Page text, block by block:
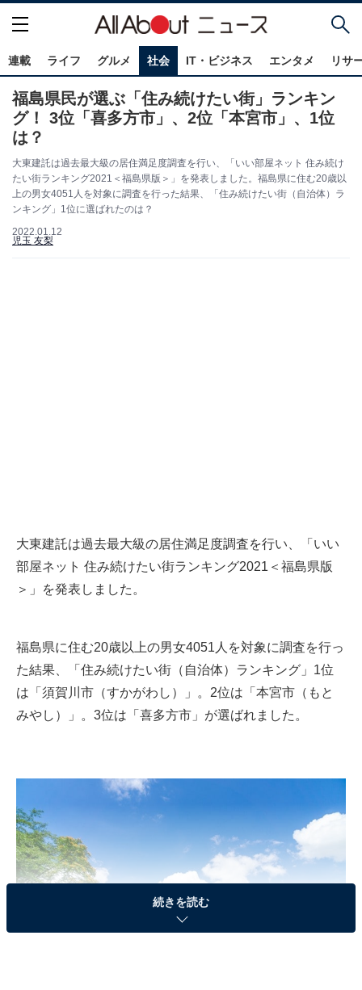
連載 ライフ グルメ 社会 IT・ビジネス エンタメ リサ
福島県民が選ぶ「住み続けたい街」ランキン
グ！ 3位「喜多方市」、2位「本宮市」、1位
は？
大東建託は過去最大級の居住満足度調査を行い、「いい部屋ネット 住み続け
たい街ランキング2021＜福島県版＞」を発表しました。福島県に住む20歳以
上の男女4051人を対象に調査を行った結果、「住み続けたい街（自治体）ラ
ンキング」1位に選ばれたのは？
2022.01.12
児玉 友梨
大東建託は過去最大級の居住満足度調査を行い、「いい
部屋ネット 住み続けたい街ランキング2021＜福島県版
＞」を発表しました。
福島県に住む20歳以上の男女4051人を対象に調査を行っ
た結果、「住み続けたい街（自治体）ランキング」1位
は「須賀川市（すかがわし）」。2位は「本宮市（もと
みやし）」。3位は「喜多方市」が選ばれました。
続きを読む